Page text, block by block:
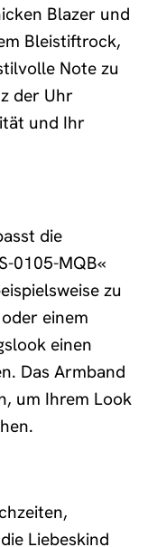
Blazer und
Bleistiftrock,
Note zu
der Uhr
und Ihr
die
0105-MQB«
zu
einem
einen
Das Armband
um Ihrem Look
Liebeskind